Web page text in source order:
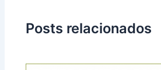
Posts relacionados